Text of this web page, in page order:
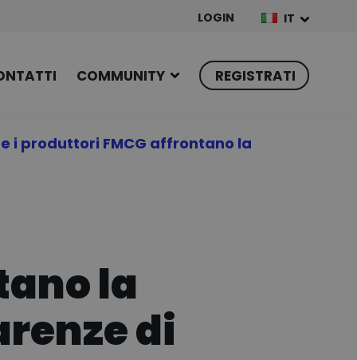
LOGIN IT
COMMUNITY REGISTRATI
i produttori FMCG affrontano la
la
di